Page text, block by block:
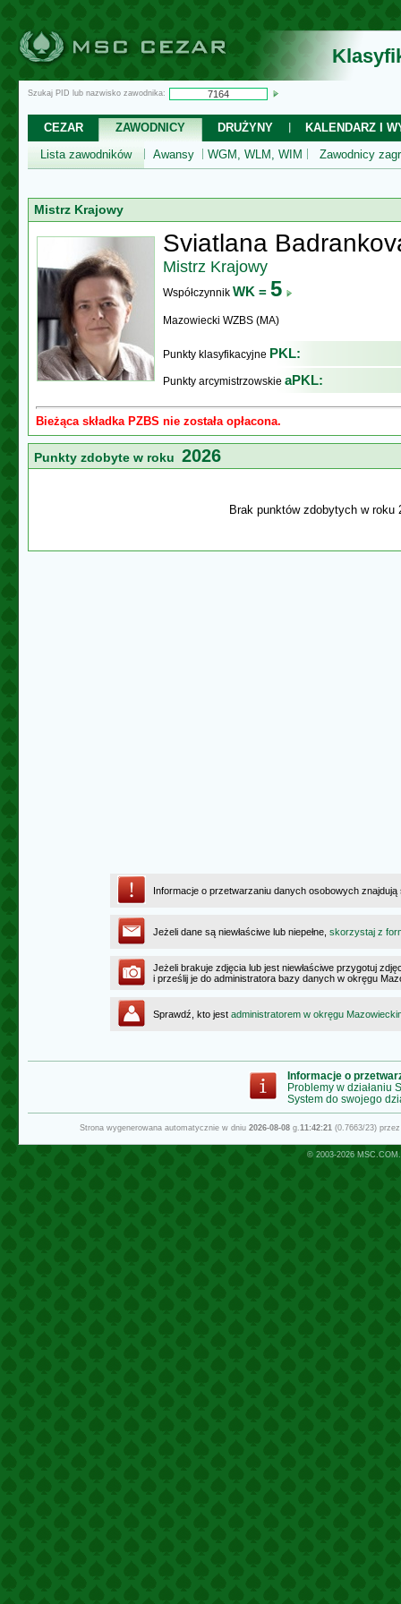
Szukaj PID lub nazwisko zawodnika:
CEZAR ZAWODNICY DRUŻYNY
KALENDARZ I
Lista zawodników
Awansy WGM, WLM, WIM Zawodnicy
Mistrz Krajowy
Sviatlana
Mistrz Krajowy
Współczynnik WK = 5
Mazowiecki WZBS (MA)
Punkty klasyfikacyjne PKL:
Punkty arcymistrzowskie aPKL:
Bieżąca składka PZBS nie została opłacona.
Punkty zdobyte w roku 2026
Brak punktów zdobytych w roku
Informacje o przetwarzaniu danych osobowych
Jeżeli dane są niewłaściwe lub niepełne, skorzystaj z
Jeżeli brakuje zdjęcia lub jest niewłaściwe przygotuj
i prześlij je do administratora bazy danych w okręgu
Sprawdź, kto jest administratorem w okręgu
Informacje o
Problemy w działaniu
System do swojego
Strona wygenerowana automatycznie w dniu 2026-08-08g.11:42:21(0.7663/23)
© 2003-2026